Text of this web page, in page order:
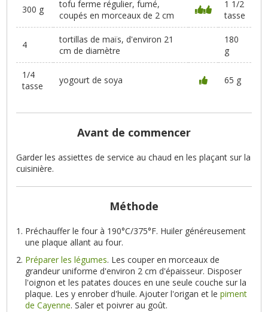
300 g
tofu ferme régulier, fumé,
coupés en morceaux de 2 cm
1 1/2
tasse
4
tortillas de maïs, d'environ 21
cm de diamètre
180
g
1/4
tasse
yogourt de soya 65 g
Avant de commencer
Garder les assiettes de service au chaud en les plaçant sur la
cuisinière.
Méthode
Préchauffer le four à 190°C/375°F. Huiler généreusement
une plaque allant au four.
Préparer les légumes. Les couper en morceaux de
grandeur uniforme d'environ 2 cm d'épaisseur. Disposer
l'oignon et les patates douces en une seule couche sur la
plaque. Les y enrober d'huile. Ajouter l'origan et lepiment
de Cayenne. Saler et poivrer au goût.